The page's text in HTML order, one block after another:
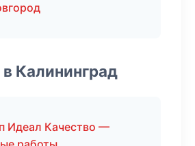
Калининград
Идеал Качество —